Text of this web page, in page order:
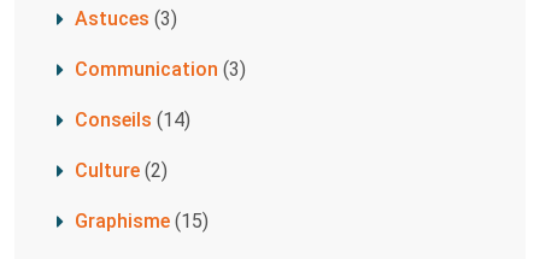
Astuces (3)
Communication (3)
Conseils (14)
Culture (2)
Graphisme (15)